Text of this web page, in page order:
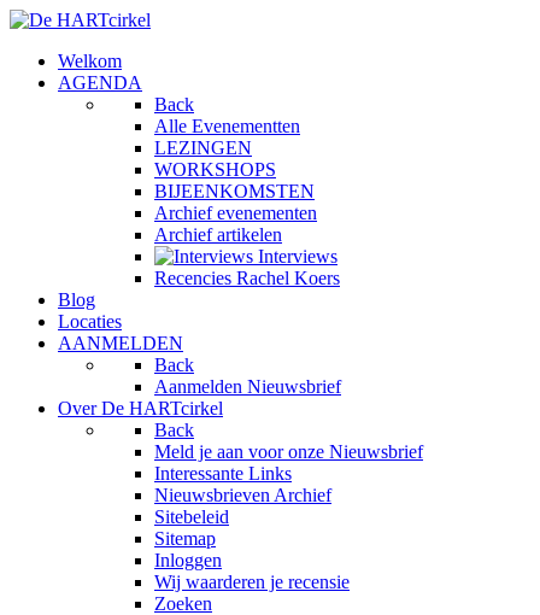
Welkom
AGENDA
Back
Alle Evenementten
LEZINGEN
WORKSHOPS
BIJEENKOMSTEN
Archief evenementen
Archief artikelen
Interviews
Recencies Rachel Koers
Blog
Locaties
AANMELDEN
Back
Aanmelden Nieuwsbrief
Over De HARTcirkel
Back
Meld je aan voor onze Nieuwsbrief
Interessante Links
Nieuwsbrieven Archief
Sitebeleid
Sitemap
Inloggen
Wij waarderen je recensie
Zoeken